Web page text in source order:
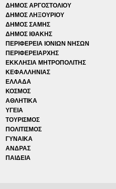
ΔΗΜΟΣ ΑΡΓΟΣΤΟΛΙΟΥ
ΔΗΜΟΣ ΛΗΞΟΥΡΙΟΥ
ΔΗΜΟΣ ΣΑΜΗΣ
ΔΗΜΟΣ ΙΘΑΚΗΣ
ΠΕΡΙΦΕΡΕΙΑ ΙΟΝΙΩΝ ΝΗΣΩΝ
ΠΕΡΙΦΕΡΕΙΑΡΧΗΣ
ΕΚΚΛΗΣΙΑ ΜΗΤΡΟΠΟΛΙΤΗΣ
ΚΕΦΑΛΛΗΝΙΑΣ
ΕΛΛΑΔΑ
ΚΟΣΜΟΣ
ΑΘΛΗΤΙΚΑ
ΥΓΕΙΑ
ΤΟΥΡΙΣΜΟΣ
ΠΟΛΙΤΙΣΜΟΣ
ΓΥΝΑΙΚΑ
ΑΝΔΡΑΣ
ΠΑΙΔΕΙΑ